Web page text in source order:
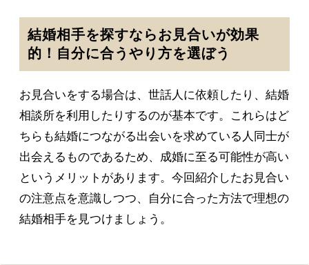
結婚相手を探すならお見合いが効果
的！自分に合うやり方を選ぼう
お見合いをする場合は、世話人に依頼したり、結婚
相談所を利用したりするのが基本です。これらはど
ちらも結婚につながる出会いを求めている人同士が
出会えるものであるため、成婚に至る可能性が高い
というメリットがあります。今回紹介したお見合い
の注意点を意識しつつ、自分に合った方法で理想の
結婚相手を見つけましょう。